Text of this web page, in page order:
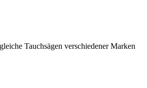
Tauchsägen verschiedener Marken